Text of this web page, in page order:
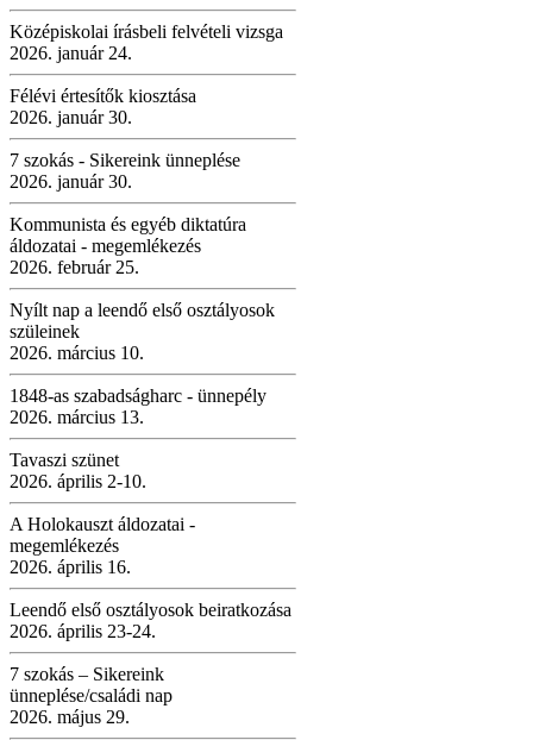
Középiskolai írásbeli felvételi vizsga
2026. január 24.
Félévi értesítők kiosztása
2026. január 30.
7 szokás - Sikereink ünneplése
2026. január 30.
Kommunista és egyéb diktatúra
áldozatai - megemlékezés
2026. február 25.
Nyílt nap a leendő első osztályosok
szüleinek
2026. március 10.
1848-as szabadságharc - ünnepély
2026. március 13.
Tavaszi szünet
2026. április 2-10.
A Holokauszt áldozatai -
megemlékezés
2026. április 16.
Leendő első osztályosok beiratkozása
2026. április 23-24.
7 szokás – Sikereink
ünneplése/családi nap
2026. május 29.